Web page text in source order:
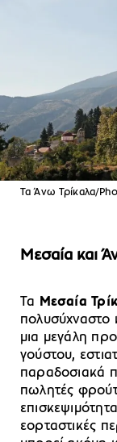
Τα Άνω Τρίκαλα/
Μεσαία και
Τα Μεσαία
πολυσύχναστο
μια μεγάλη
γούστου,
παραδοσιακά
πωλητές
εορταστικές